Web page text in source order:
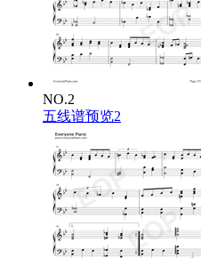
NO.2
五线谱预览2